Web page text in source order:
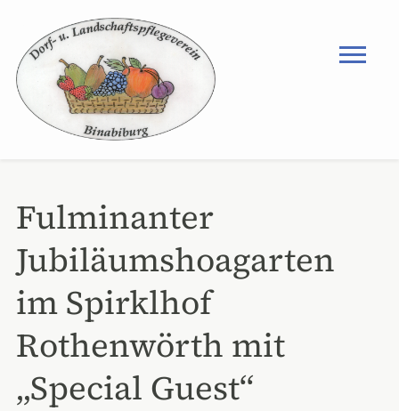
Fulminanter
Jubiläumshoagarten
im Spirklhof
Rothenwörth mit
„Special Guest“